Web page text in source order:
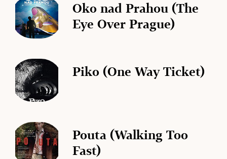
Oko nad Prahou (The
Eye Over Prague)
Piko (One Way Ticket)
Pouta (Walking Too
Fast)